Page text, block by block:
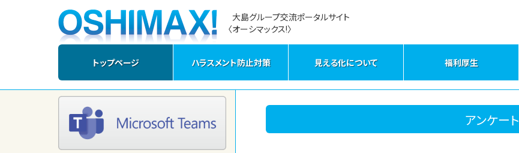
大島グループ交流ポータルサイト
〈オーシマックス!〉
トップページ ハラスメント防止対策 見える化について 福利厚生
アンケート